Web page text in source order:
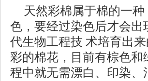
天然彩棉属于棉的一
色，要经过染色后才会
代生物工程技 术培育出
彩的棉花，目前有棕色
程中就无需漂白、印染